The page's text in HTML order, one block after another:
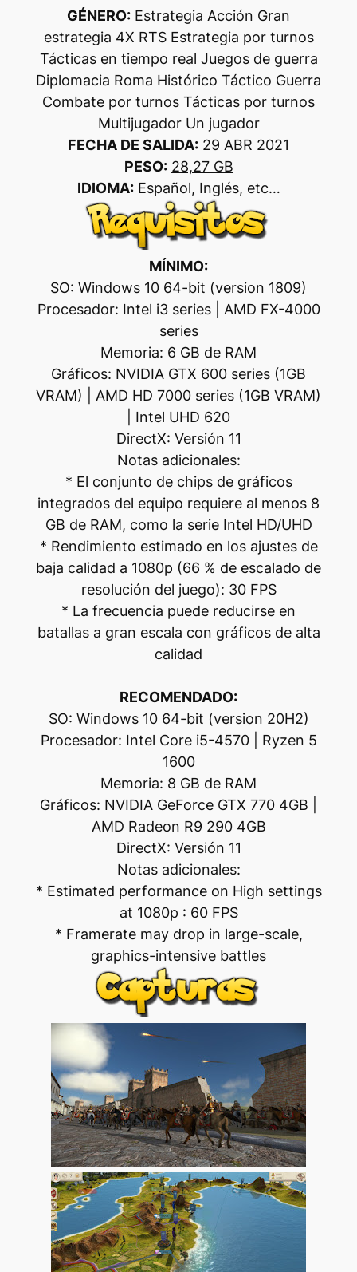
GÉNERO: Estrategia Acción Gran
estrategia 4X RTS Estrategia por turnos
Tácticas en tiempo real Juegos de guerra
Diplomacia Roma Histórico Táctico Guerra
Combate por turnos Tácticas por turnos
Multijugador Un jugador
FECHA DE SALIDA: 29 ABR 2021
PESO: 28,27 GB
IDIOMA:Español, Inglés, etc…
MÍNIMO:
SO: Windows 10 64-bit (version 1809)
Procesador: Intel i3 series | AMD FX-4000
series
Memoria: 6 GB de RAM
Gráficos: NVIDIA GTX 600 series (1GB
VRAM) | AMD HD 7000 series (1GB VRAM)
| Intel UHD 620
DirectX: Versión 11
Notas adicionales:
* El conjunto de chips de gráficos
integrados del equipo requiere al menos 8
GB de RAM, como la serie Intel HD/UHD
* Rendimiento estimado en los ajustes de
baja calidad a 1080p (66 % de escalado de
resolución del juego): 30 FPS
* La frecuencia puede reducirse en
batallas a gran escala con gráficos de alta
calidad
RECOMENDADO:
SO: Windows 10 64-bit (version 20H2)
Procesador: Intel Core i5-4570 | Ryzen 5
1600
Memoria: 8 GB de RAM
Gráficos: NVIDIA GeForce GTX 770 4GB |
AMD Radeon R9 290 4GB
DirectX: Versión 11
Notas adicionales:
* Estimated performance on High settings
at 1080p : 60 FPS
* Framerate may drop in large-scale,
graphics-intensive battles